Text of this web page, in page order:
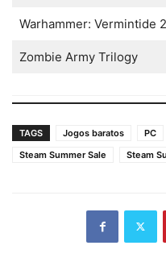
Warhammer: Vermintide 2
Zombie Army Trilogy
TAGS Jogos baratos PC
Steam Summer Sale
Steam